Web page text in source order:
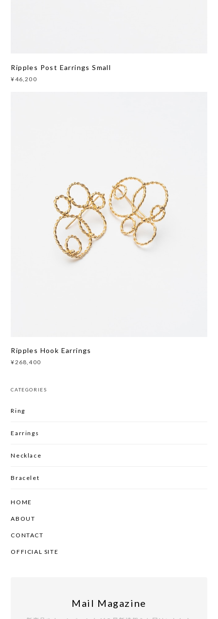
Ripples Post Earrings Small
¥46,200
Ripples Hook Earrings
¥268,400
CATEGORIES
Ring
Earrings
Necklace
Bracelet
HOME
ABOUT
CONTACT
OFFICIAL SITE
Mail Magazine